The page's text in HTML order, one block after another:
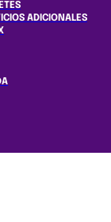
ADICIONALES